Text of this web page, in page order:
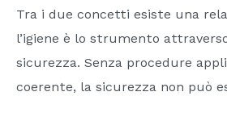
Tra i due concetti esiste una
l’igiene è lo strumento
sicurezza. Senza procedure
coerente, la sicurezza non può